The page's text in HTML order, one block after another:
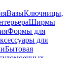
ВазыКлючницы,
Ширмы
Формы для
для
Бытовая